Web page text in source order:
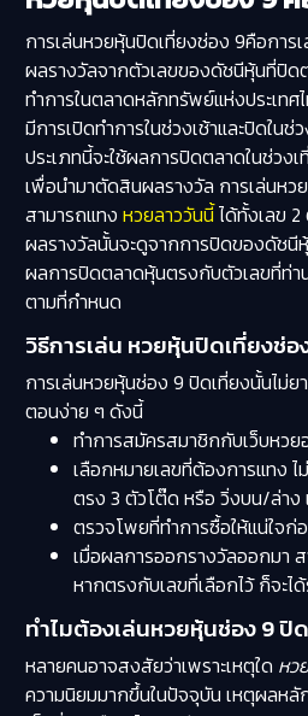
การเล่นหวยหุ้นปิดเที่ยงช่อง 9คือการ
ผลรางวัลจากตัวเลขของดัชนีหุ้นที่ปิด
ทำการในตลาดหลักทรัพย์แห่งประเท
มีการเปิดทำการในช่วงเช้าและปิดใน
ประเภทนี้จะใช้ผลการปิดตลาดในช่วง
เพื่อนำมาตัดสินผลรางวัล การเล่นหว
สามารถแทง หวยลาววันนี้ได้ทั้งเลข 2
ผลรางวัลนั้นจะดูจากการปิดของดัชนี
ผลการปิดตลาดหุ้นตรงกับตัวเลขที่ท่า
ตามที่กำหนด
วิธีการเล่น หวยหุ้นปิดเที่ยงช่อ
การเล่นหวยหุ้นช่อง 9 ปิดเที่ยงนั้นไม่ย
ตอนง่าย ๆ ดังนี้
ทำการสมัครสมาชิกกับเว็บหวย
เลือกหมายเลขที่ต้องการแทง ไ
ตรง 3 ตัวโต๊ด หรือ วิ่งบน/ล่าง
ตรวจโพยที่ทำการซื้อให้แน่ใจ
เมื่อผลการออกรางวัลออกมา
หากตรงกับเลขที่เลือกไว้ ก็จะไ
ทำไมต้องเล่นหวยหุ้นช่อง 9 ปิ
หลายคนอาจสงสัยว่าเพราะเหตุใด หว
ความนิยมมากขึ้นในปัจจุบัน เหตุผลหลั